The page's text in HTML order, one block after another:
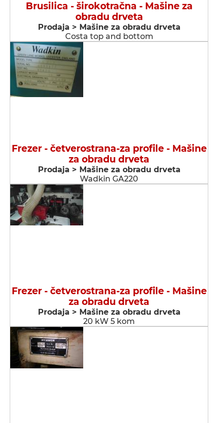
Brusilica - širokotračna - Мašine za
obradu drveta
Prodaja > Мašine za obradu drveta
Costa top and bottom
Frezer - četverostrana-za profile - Мašine
za obradu drveta
Prodaja > Мašine za obradu drveta
Wadkin GA220
Frezer - četverostrana-za profile - Мašine
za obradu drveta
Prodaja > Мašine za obradu drveta
20 kW 5 kom